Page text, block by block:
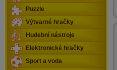
Puzzle
Výtvarné hračky
Hudební nástroje
Elektronické hračky
Sport a voda